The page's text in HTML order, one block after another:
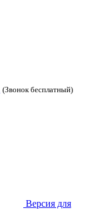
(Звонок бесплатный)
Версия для